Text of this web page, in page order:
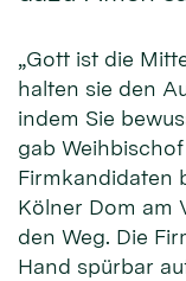
„Gott ist die
halten sie den
indem Sie
gab
Firmkandidaten
Kölner Dom am
den Weg. Die
Hand spürbar